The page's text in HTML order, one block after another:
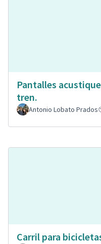
Pantalles
tren.
Antonio Lobato Prados
Carril para